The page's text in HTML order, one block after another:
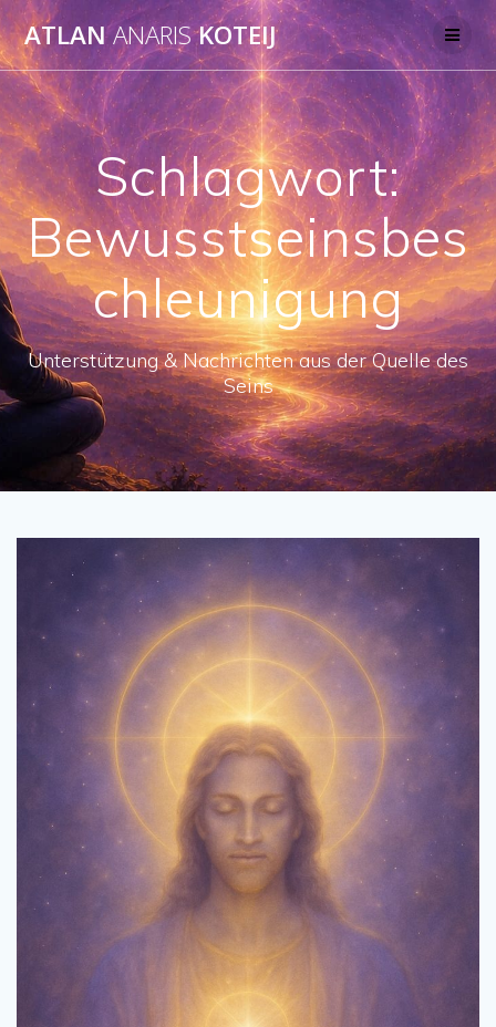
Skip
to
content
ATLANANARISKOTEIJ
Schlagwort:
Bewusstseinsbes
chleunigung
Unterstützung & Nachrichten aus der Quelle des
Seins